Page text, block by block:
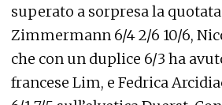
superato a sorpresa la
Zimmermann 6/4 2/6 10/6,
che con un duplice 6/3 ha
francese Lim, e Fedrica